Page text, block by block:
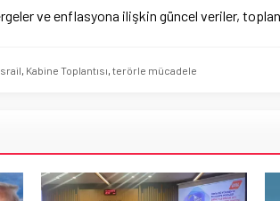
ve enflasyona ilişkin güncel veriler,
, Kabine Toplantısı, terörle mücadele